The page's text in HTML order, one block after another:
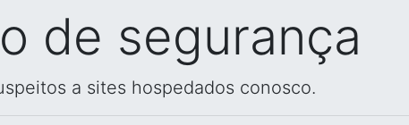
de segurança
a sites hospedados conosco.